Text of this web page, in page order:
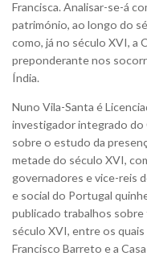
Francisca. Analisar-se-á
património, ao longo do
como, já no século XVI, a
preponderante nos
Índia.
Nuno Vila-Santa é
investigador integrado do
sobre o estudo da
metade do século XVI,
governadores e vice-reis
e social do Portugal
publicado trabalhos
século XVI, entre os
Francisco Barreto e a